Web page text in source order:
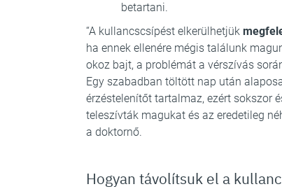
betartani.
“A kullancscsípést elkerülhetjük
ha ennek ellenére mégis találunk
okoz bajt, a problémát a vérszívás
Egy szabadban töltött nap után
érzéstelenítőt tartalmaz, ezért sokszor
teleszívták magukat és az eredetileg
a doktornő.
Hogyan távolítsuk el a